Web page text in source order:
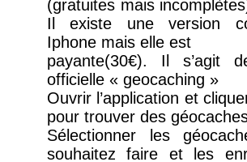
(gratuites mais
Il existe une version
Iphone mais elle est
payante(30€). Il s’agit
officielle « geocaching »
Ouvrir l’application et
pour trouver des
Sélectionner les
souhaitez faire et les